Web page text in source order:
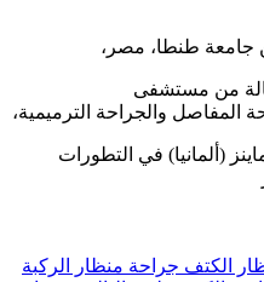
جامعة طنطا، مصر،
من مستشفى
المفاصل والجراحة الترميمية،
(ألمانيا) في التطورات
الكتف جراحة منظار الركبة